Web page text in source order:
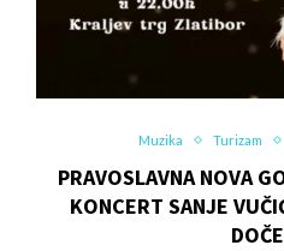
Muzika Turizam
PRAVOSLAVNA NOVA
KONCERT SANJE